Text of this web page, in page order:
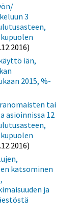
3
iän,
2015, %-
tai
asioinnissa 12
katsominen
ja